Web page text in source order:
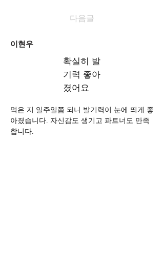
다음글
이현우
확실히 발
기력 좋아
졌어요
먹은 지 일주일쯤 되니 발기력이 눈에 띄게 좋
아졌습니다. 자신감도 생기고 파트너도 만족
합니다.